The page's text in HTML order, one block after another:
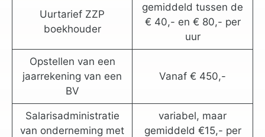
Uurtarief ZZP
boekhouder
gemiddeld tussen de
€ 40,- en € 80,- per
uur
Opstellen van een
jaarrekening van een
BV
Vanaf € 450,-
Salarisadministratie
van onderneming met
variabel, maar
gemiddeld €15,- per